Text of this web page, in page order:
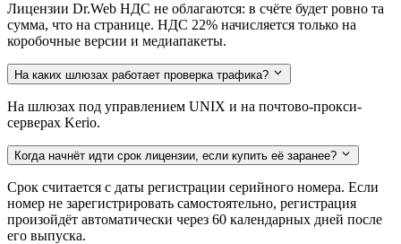
Лицензии Dr.Web НДС не облагаются: в счёте будет ровно та
сумма, что на странице. НДС 22% начисляется только на
коробочные версии и медиапакеты.
На каких шлюзах работает проверка трафика?
На шлюзах под управлением UNIX и на почтово-прокси-
серверах Kerio.
Когда начнёт идти срок лицензии, если купить её заранее?
Срок считается с даты регистрации серийного номера. Если
номер не зарегистрировать самостоятельно, регистрация
произойдёт автоматически через 60 календарных дней после
его выпуска.